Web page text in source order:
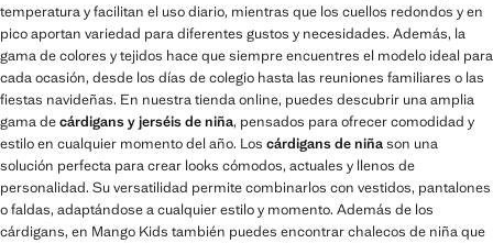
temperatura y facilitan el uso diario, mientras que los cuellos redondos y en
pico aportan variedad para diferentes gustos y necesidades. Además, la
gama de colores y tejidos hace que siempre encuentres el modelo ideal para
cada ocasión, desde los días de colegio hasta las reuniones familiares o las
fiestas navideñas. En nuestra tienda online, puedes descubrir una amplia
gama decárdigans y jerséis de niña, pensados para ofrecer comodidad y
estilo en cualquier momento del año. Los cárdigans de niñason una
solución perfecta para crear looks cómodos, actuales y llenos de
personalidad. Su versatilidad permite combinarlos con vestidos, pantalones
o faldas, adaptándose a cualquier estilo y momento. Además de los
cárdigans, en Mango Kids también puedes encontrar chalecos de niña que